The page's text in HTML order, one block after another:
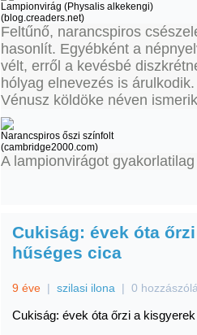
Lampionvirág (Physalis alkekengi)
(blog.creaders.net)
Feltűnő, narancspiros
hasonlít. Egyébként a
vélt, erről a kevésbé
hólyag elnevezés is
Vénusz köldöke néven
Narancspiros őszi színfolt
(cambridge2000.com)
A lampionvirágot
Cukiság: évek óta
hűséges cica
9 éve | szilasi ilona | 0
Cukiság: évek óta őrzi a